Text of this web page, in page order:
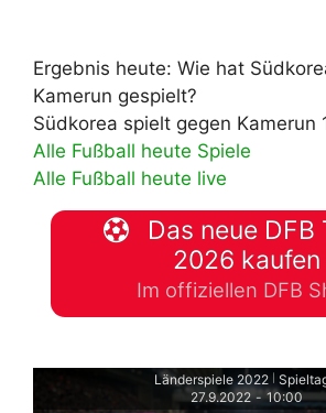
Ergebnis heute: Wie hat
Kamerun gespielt?
Südkorea spielt gegen Kamerun
Alle Fußball heute Spiele
Alle Fußball heute live
Das neue DFB
2026 kaufen
Im offiziellen DFB
Länderspiele 2022
27.9.2022 - 10:00